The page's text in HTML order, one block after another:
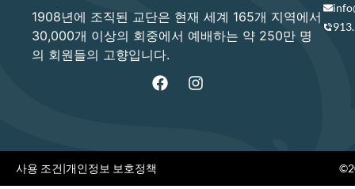
1908년에 조직된 교단은 현재 세계 165개 지역에서
30,000개 이상의 회중에서 예배하는 약 250만 명
의 회원들의 고향입니다.
사용 조건|개인정보 보호정책